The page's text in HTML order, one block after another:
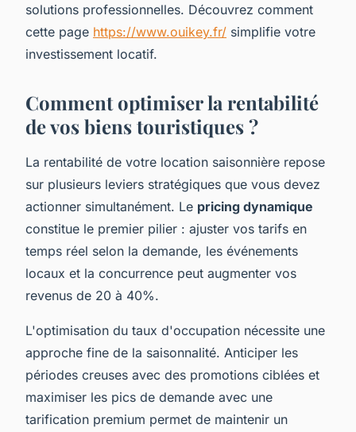
solutions professionnelles. Découvrez comment
cette page https://www.ouikey.fr/ simplifie votre
investissement locatif.
Comment optimiser la rentabilité
de vos biens touristiques ?
La rentabilité de votre location saisonnière repose
sur plusieurs leviers stratégiques que vous devez
actionner simultanément. Le pricing dynamique
constitue le premier pilier : ajuster vos tarifs en
temps réel selon la demande, les événements
locaux et la concurrence peut augmenter vos
revenus de 20 à 40%.
L'optimisation du taux d'occupation nécessite une
approche fine de la saisonnalité. Anticiper les
périodes creuses avec des promotions ciblées et
maximiser les pics de demande avec une
tarification premium permet de maintenir un